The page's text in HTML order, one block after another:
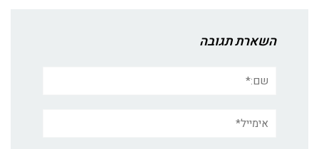
השארת תגובה